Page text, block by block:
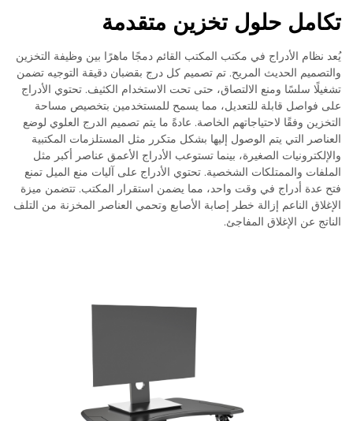
تكامل حلول تخزين متقدمة
يُعد نظام الأدراج في مكتب المكتب القائم دمجًا ماهرًا بين وظيفة التخزين
والتصميم الحديث المريح. تم تصميم كل درج بقضبان دقيقة التوجيه تضمن
تشغيلًا سلسًا ومنع الالتصاق، حتى تحت الاستخدام الكثيف. تحتوي الأدراج
على فواصل قابلة للتعديل، مما يسمح للمستخدمين بتخصيص مساحة
التخزين وفقًا لاحتياجاتهم الخاصة. عادةً ما يتم تصميم الدرج العلوي لوضع
العناصر التي يتم الوصول إليها بشكل متكرر مثل المستلزمات المكتبية
والإلكترونيات الصغيرة، بينما تستوعب الأدراج الأعمق عناصر أكبر مثل
الملفات والممتلكات الشخصية. تحتوي الأدراج على آليات منع الميل تمنع
فتح عدة أدراج في وقت واحد، مما يضمن استقرار المكتب. تتضمن ميزة
الإغلاق الناعم إزالة خطر إصابة الأصابع وتحمي العناصر المخزنة من التلف
الناتج عن الإغلاق المفاجئ.